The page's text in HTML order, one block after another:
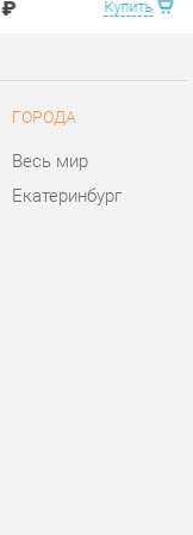
Екатеринбург